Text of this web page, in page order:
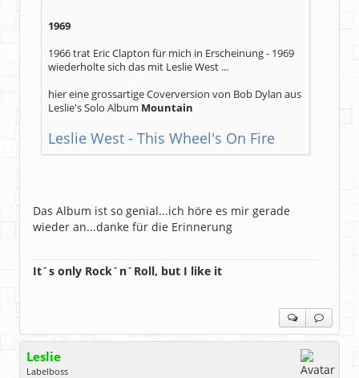
1969
1966 trat Eric Clapton für mich in Erscheinung - 1969
wiederholte sich das mit Leslie West ...
hier eine grossartige Coverversion von Bob Dylan aus
Leslie's Solo Album Mountain
Leslie West - This Wheel's On Fire
Das Album ist so genial...ich höre es mir gerade
wieder an...danke für die Erinnerung
It´s only Rock´n´Roll, but I like it
Leslie
Labelboss